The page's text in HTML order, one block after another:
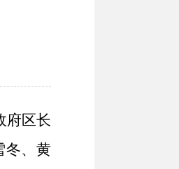
府区长
冬、黄